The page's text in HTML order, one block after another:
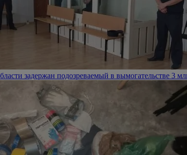
задержан подозреваемый в вымогательстве 3